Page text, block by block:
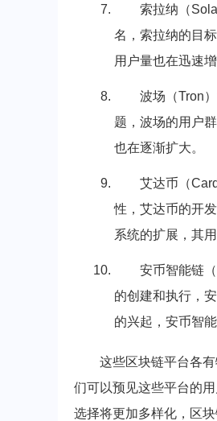
索拉纳（
名，索拉纳的目
用户量也在迅速增
波场（Tron
题，波场的用户
也在逐渐扩大。
艾达币（
性，艾达币的开
系统的扩展，其
安币智能链
的创建和执行，
的兴起，安币智
这些区块链平台各
们可以预见这些平台的
选择将更加多样化，区